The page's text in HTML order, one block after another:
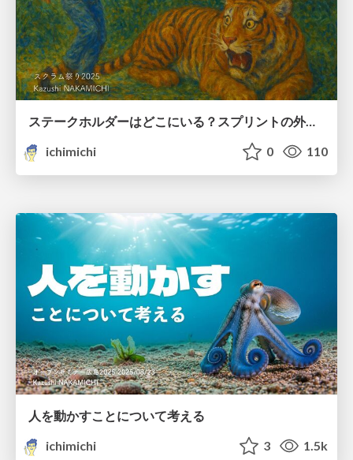
ステークホルダーはどこにいる？スプリントの外に潜む虎を探せ
ichimichi
0 110
人を動かすことについて考える
ichimichi
3 1.5k